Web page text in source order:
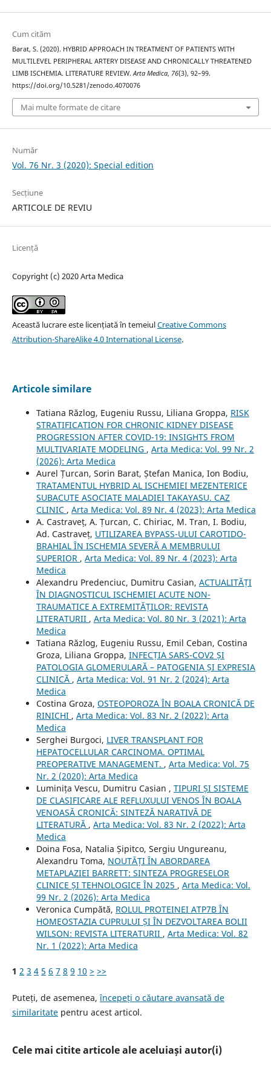
Cum cităm
Barat, S. (2020). HYBRID APPROACH IN TREATMENT OF PATIENTS WITH
MULTILEVEL PERIPHERAL ARTERY DISEASE AND CHRONICALLY THREATENED
LIMB ISCHEMIA. LITERATURE REVIEW.Arta Medica, 76(3), 92–99.
https://doi.org/10.5281/zenodo.4070076
Mai multe formate de citare
Număr
Vol. 76 Nr. 3 (2020): Special edition
Secțiune
ARTICOLE DE REVIU
Licență
Copyright (c) 2020 Arta Medica
Această lucrare este licențiată în temeiulCreative Commons
Attribution-ShareAlike 4.0 International License.
Articole similare
Tatiana Răzlog, Eugeniu Russu, Liliana Groppa, RISK
STRATIFICATION FOR CHRONIC KIDNEY DISEASE
PROGRESSION AFTER COVID-19: INSIGHTS FROM
MULTIVARIATE MODELING , Arta Medica: Vol. 99 Nr. 2
(2026): Arta Medica
Aurel Țurcan, Sorin Barat, Ștefan Manica, Ion Bodiu,
TRATAMENTUL HYBRID AL ISCHEMIEI MEZENTERICE
SUBACUTE ASOCIATE MALADIEI TAKAYASU. CAZ
CLINIC , Arta Medica: Vol. 89 Nr. 4 (2023): Arta Medica
A. Castraveț, A. Țurcan, C. Chiriac, M. Tran, I. Bodiu,
Ad. Castraveț, UTILIZAREA BYPASS-ULUI CAROTIDO-
BRAHIAL ÎN ISCHEMIA SEVERĂ A MEMBRULUI
SUPERIOR , Arta Medica: Vol. 89 Nr. 4 (2023): Arta
Medica
Alexandru Predenciuc, Dumitru Casian, ACTUALITĂȚI
ÎN DIAGNOSTICUL ISCHEMIEI ACUTE NON-
TRAUMATICE A EXTREMITĂȚILOR: REVISTA
LITERATURII , Arta Medica: Vol. 80 Nr. 3 (2021): Arta
Medica
Tatiana Răzlog, Eugeniu Russu, Emil Ceban, Costina
Groza, Liliana Groppa, INFECȚIA SARS-COV2 ȘI
PATOLOGIA GLOMERULARĂ – PATOGENIA ȘI EXPRESIA
CLINICĂ , Arta Medica: Vol. 91 Nr. 2 (2024): Arta
Medica
Costina Groza, OSTEOPOROZA ÎN BOALA CRONICĂ DE
RINICHI , Arta Medica: Vol. 83 Nr. 2 (2022): Arta
Medica
Serghei Burgoci, LIVER TRANSPLANT FOR
HEPATOCELLULAR CARCINOMA. OPTIMAL
PREOPERATIVE MANAGEMENT. , Arta Medica: Vol. 75
Nr. 2 (2020): Arta Medica
Luminița Vescu, Dumitru Casian , TIPURI ȘI SISTEME
DE CLASIFICARE ALE REFLUXULUI VENOS ÎN BOALA
VENOASĂ CRONICĂ: SINTEZĂ NARATIVĂ DE
LITERATURĂ , Arta Medica: Vol. 83 Nr. 2 (2022): Arta
Medica
Doina Fosa, Natalia Șipitco, Sergiu Ungureanu,
Alexandru Toma, NOUTĂȚI ÎN ABORDAREA
METAPLAZIEI BARRETT: SINTEZA PROGRESELOR
CLINICE ȘI TEHNOLOGICE ÎN 2025 , Arta Medica: Vol.
99 Nr. 2 (2026): Arta Medica
Veronica Cumpătă, ROLUL PROTEINEI ATP7B ÎN
HOMEOSTAZIA CUPRULUI ȘI ÎN DEZVOLTAREA BOLII
WILSON: REVISTA LITERATURII , Arta Medica: Vol. 82
Nr. 1 (2022): Arta Medica
1 2 3 4 5 6 7 8 9 10 > >>
Puteți, de asemenea,începeți o căutare avansată de
similaritatepentru acest articol.
Cele mai citite articole ale aceluiași autor(i)